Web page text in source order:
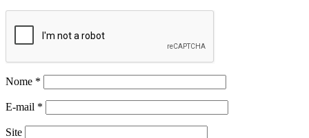
Nome *
E-mail *
Site